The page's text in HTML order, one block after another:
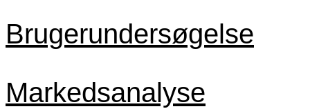
Brugerundersøgelse
Markedsanalyse